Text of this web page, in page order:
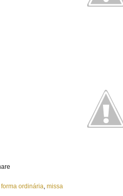
forma ordinária missa